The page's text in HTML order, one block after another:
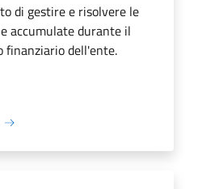
di gestire e risolvere le
accumulate durante il
finanziario dell'ente.